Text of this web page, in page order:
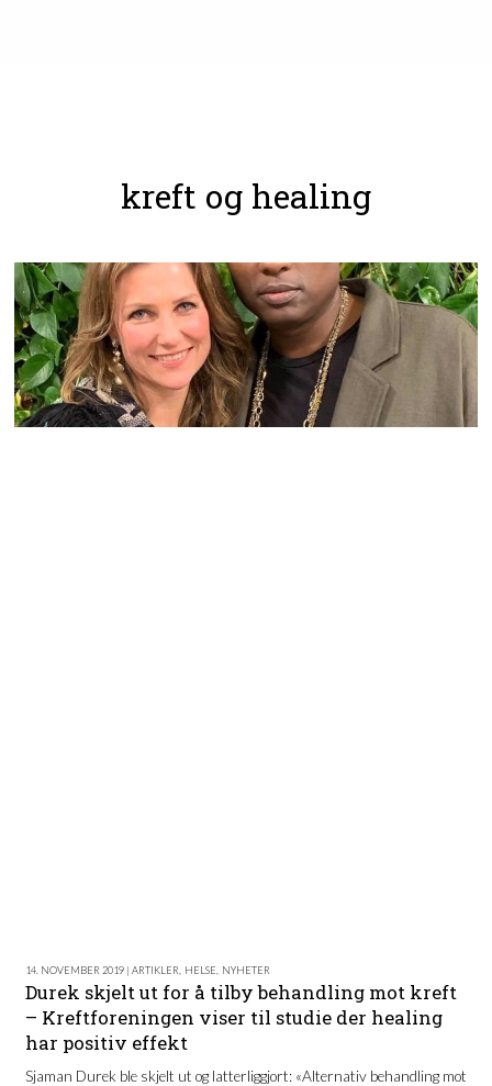
kreft og healing
14. NOVEMBER 2019 | ARTIKLER HELSE NYHETER
Durek skjelt ut for å tilby behandling mot kreft
– Kreftforeningen viser til studie der healing
har positiv effekt
Sjaman Durek ble skjelt ut og latterliggjort: «Alternativ behandling mot